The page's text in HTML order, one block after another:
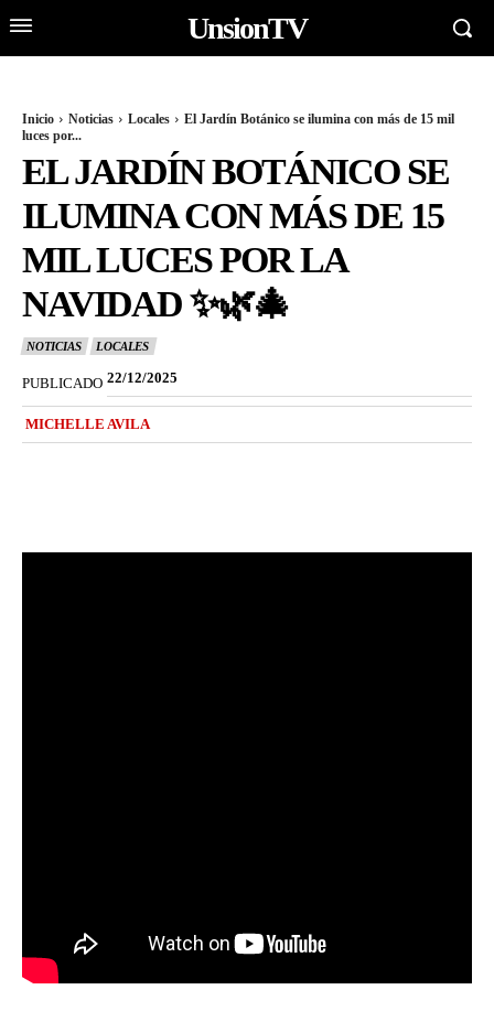
UnsionTV
Inicio Noticias Locales
El Jardín Botánico se ilumina con más de 15 mil
luces por...
EL JARDÍN BOTÁNICO SE
ILUMINA CON MÁS DE 15
MIL LUCES POR LA
NAVIDAD ✨🌿🎄
NOTICIAS LOCALES
PUBLICADO 22/12/2025
MICHELLE AVILA